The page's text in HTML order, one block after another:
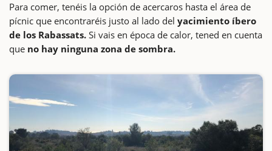
Para comer, tenéis la opción de acercaros hasta el área de
pícnic que encontraréis justo al lado del yacimiento íbero
de los Rabassats. Si vais en época de calor, tened en cuenta
que no hay ninguna zona de sombra.